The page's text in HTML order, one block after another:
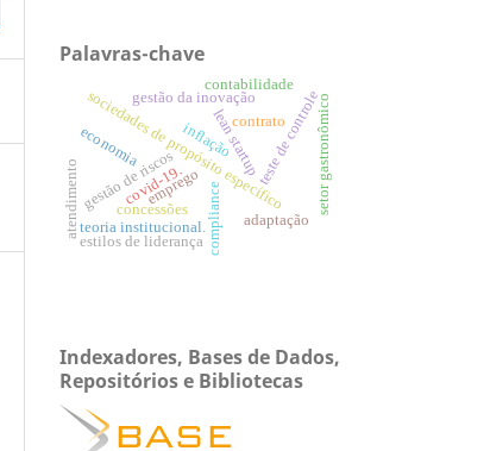
Palavras-chave
covid-19.
concessões
sociedades de propósito específico
teoria institucional.
teste de controle
gestão de riscos
compliance
lean startup
gestão da inovação setor gastronômico
adaptação
atendimento
economia
contabilidade
emprego
contrato
inflação
estilos de liderança
Indexadores, Bases de Dados,
Repositórios e Bibliotecas